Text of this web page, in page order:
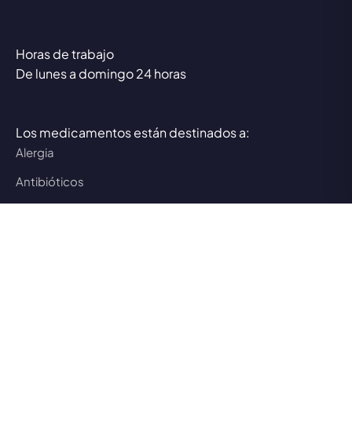
Horas de trabajo
De lunes a domingo 24 horas
Los medicamentos están destinados a:
Alergia
Antibióticos